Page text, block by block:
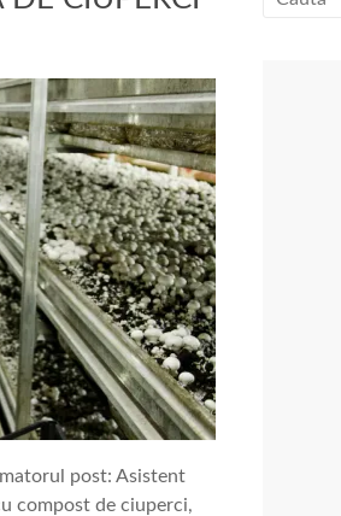
post: Asistent
compost de ciuperci,